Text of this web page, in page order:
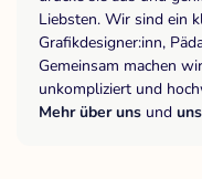
Liebsten. Wir sind ein
Grafikdesigner:inn,
Gemeinsam machen
unkompliziert und
Mehr über uns und